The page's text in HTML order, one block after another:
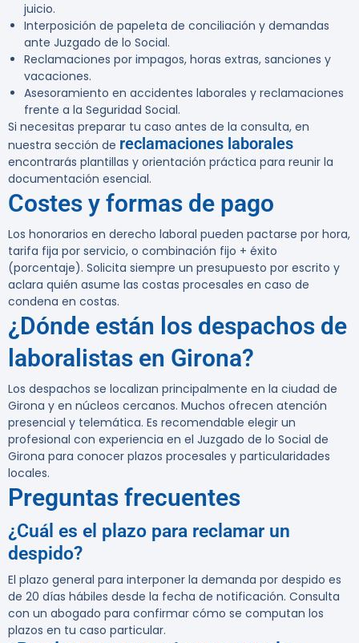
juicio.
Interposición de papeleta de conciliación y demandas
ante Juzgado de lo Social.
Reclamaciones por impagos, horas extras, sanciones y
vacaciones.
Asesoramiento en accidentes laborales y reclamaciones
frente a la Seguridad Social.
Si necesitas preparar tu caso antes de la consulta, en
nuestra sección de reclamaciones laborales
encontrarás plantillas y orientación práctica para reunir la
documentación esencial.
Costes y formas de pago
Los honorarios en derecho laboral pueden pactarse por hora,
tarifa fija por servicio, o combinación fijo + éxito
(porcentaje). Solicita siempre un presupuesto por escrito y
aclara quién asume las costas procesales en caso de
condena en costas.
¿Dónde están los despachos de
laboralistas en Girona?
Los despachos se localizan principalmente en la ciudad de
Girona y en núcleos cercanos. Muchos ofrecen atención
presencial y telemática. Es recomendable elegir un
profesional con experiencia en el Juzgado de lo Social de
Girona para conocer plazos procesales y particularidades
locales.
Preguntas frecuentes
¿Cuál es el plazo para reclamar un
despido?
El plazo general para interponer la demanda por despido es
de 20 días hábiles desde la fecha de notificación. Consulta
con un abogado para confirmar cómo se computan los
plazos en tu caso particular.